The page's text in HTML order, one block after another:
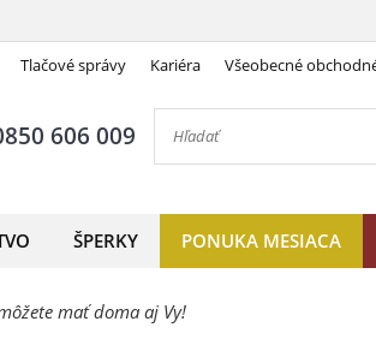
Tlačové správy Kariéra Všeobecné
606 009
ŠPERKY PONUKA MESIACA
mať doma aj Vy!